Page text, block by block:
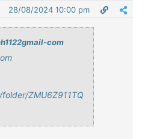
28/08/2024 10:00 pm
com
ZMU6Z911TQ